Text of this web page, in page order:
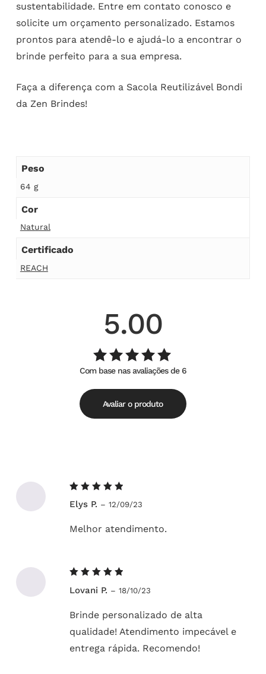
sustentabilidade. Entre em contato conosco e
solicite um orçamento personalizado. Estamos
prontos para atendê-lo e ajudá-lo a encontrar o
brinde perfeito para a sua empresa.
Faça a diferença com a Sacola Reutilizável Bondi
da Zen Brindes!
Peso
64 g
Cor
Natural
Certificado
REACH
5.00
Avaliação
5.00de
5
Com base nas avaliações de 6
Avaliar o produto
5de 5
Elys P. – 12/09/23
Melhor atendimento.
5de 5
Lovani P. – 18/10/23
Brinde personalizado de alta
qualidade! Atendimento impecável e
entrega rápida. Recomendo!